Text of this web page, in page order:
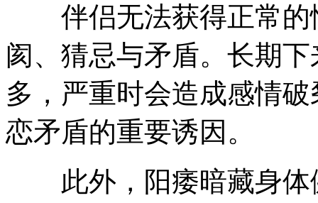
伴侣无法获得正常的
阂、猜忌与矛盾。长期
多，严重时会造成感情
恋矛盾的重要诱因。
此外，阳痿暗藏身体